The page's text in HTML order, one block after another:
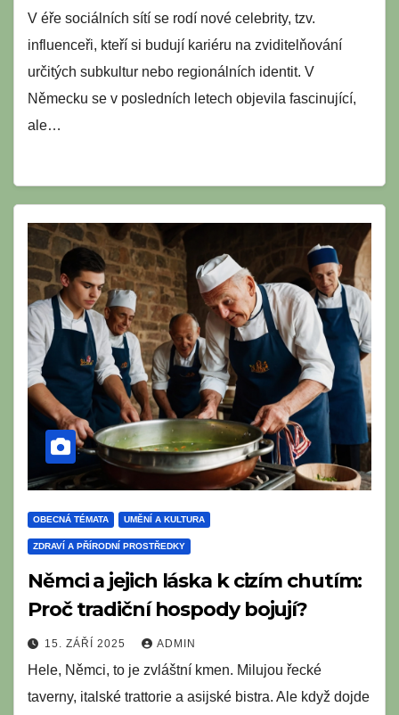
V éře sociálních sítí se rodí nové celebrity, tzv.
influenceři, kteří si budují kariéru na zviditelňování
určitých subkultur nebo regionálních identit. V
Německu se v posledních letech objevila fascinující,
ale…
OBECNÁ TÉMATA UMĚNÍ A KULTURA
ZDRAVÍ A PŘÍRODNÍ PROSTŘEDKY
Němci a jejich láska k cizím chutím:
Proč tradiční hospody bojují?
15. ZÁŘÍ 2025 ADMIN
Hele, Němci, to je zvláštní kmen. Milujou řecké
taverny, italské trattorie a asijské bistra. Ale když dojde